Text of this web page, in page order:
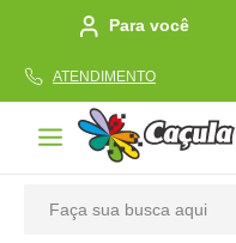
Para você
ATENDIMENTO